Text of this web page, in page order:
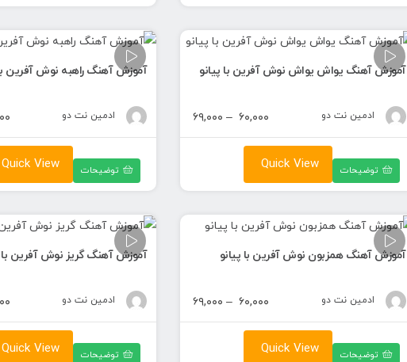
۶۹,۰۰۰ تومان
آموزش آهنگ یواش یواش نوش آفرین با پیانو
ادمین نت دو ۶۰,۰۰۰ – ۶۹,۰۰۰
قیمت:
۶۹,۰۰۰ تومان
توضیحات Quick View
آموزش آهنگ راهبه نوش آفرین با
ادمین نت دو
توضیحات Quick View
آموزش آهنگ همزبون نوش آفرین با پیانو
ادمین نت دو ۶۰,۰۰۰ – ۶۹,۰۰۰
قیمت:
توضیحات Quick View
آموزش آهنگ گریز نوش آفرین با
ادمین نت دو
توضیحات Quick View